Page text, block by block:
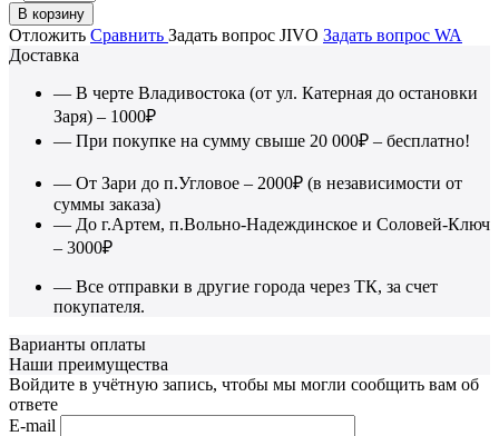
В корзину
Отложить Сравнить Задать вопрос JIVO Задать вопрос WA
Доставка
— В черте Владивостока (от ул. Катерная до остановки
Заря) – 1000₽
— При покупке на сумму свыше 20 000₽ – бесплатно!
— От Зари до п.Угловое – 2000₽ (в независимости от
суммы заказа)
— До г.Артем, п.Вольно-Надеждинское и Соловей-Ключ
– 3000₽
— Все отправки в другие города через ТК, за счет
покупателя.
Варианты оплаты
Наши преимущества
Войдите в учётную запись, чтобы мы могли сообщить вам об
ответе
E-mail